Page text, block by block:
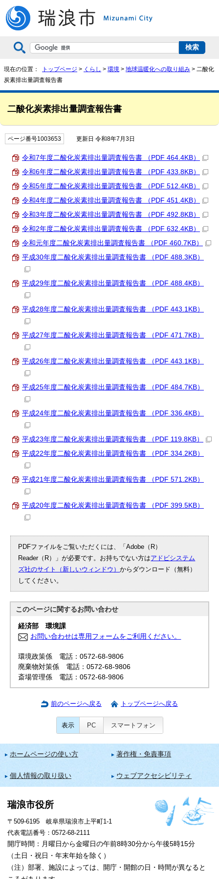
現在の位置： トップページ > くらし > 環境 > 地球温暖化への取り組み > 二酸化
炭素排出量調査報告書
二酸化炭素排出量調査報告書
ページ番号1003653 更新日 令和8年7月3日
令和7年度二酸化炭素排出量調査報告書 （PDF 464.4KB）
令和6年度二酸化炭素排出量調査報告書 （PDF 433.8KB）
令和5年度二酸化炭素排出量調査報告書 （PDF 512.4KB）
令和4年度二酸化炭素排出量調査報告書 （PDF 451.4KB）
令和3年度二酸化炭素排出量調査報告書 （PDF 492.8KB）
令和2年度二酸化炭素排出量調査報告書 （PDF 632.4KB）
令和元年度二酸化炭素排出量調査報告書 （PDF 460.7KB）
平成30年度二酸化炭素排出量調査報告書 （PDF 488.3KB）
平成29年度二酸化炭素排出量調査報告書 （PDF 488.4KB）
平成28年度二酸化炭素排出量調査報告書 （PDF 443.1KB）
平成27年度二酸化炭素排出量調査報告書 （PDF 471.7KB）
平成26年度二酸化炭素排出量調査報告書 （PDF 443.1KB）
平成25年度二酸化炭素排出量調査報告書 （PDF 484.7KB）
平成24年度二酸化炭素排出量調査報告書 （PDF 336.4KB）
平成23年度二酸化炭素排出量調査報告書 （PDF 119.8KB）
平成22年度二酸化炭素排出量調査報告書 （PDF 334.2KB）
平成21年度二酸化炭素排出量調査報告書 （PDF 571.2KB）
平成20年度二酸化炭素排出量調査報告書 （PDF 399.5KB）
PDFファイルをご覧いただくには、「Adobe（R）
Reader（R）」が必要です。お持ちでない方はアドビシステム
ズ社のサイト（新しいウィンドウ）からダウンロード（無料）
してください。
このページに関するお問い合わせ
経済部 環境課
お問い合わせは専用フォームをご利用ください。
環境政策係 電話：0572-68-9806
廃棄物対策係 電話：0572-68-9806
斎場管理係 電話：0572-68-9806
前のページへ戻る トップページへ戻る
表示 PC スマートフォン
ホームページの使い方 著作権・免責事項
個人情報の取り扱い ウェブアクセシビリティ
瑞浪市役所
〒509-6195 岐阜県瑞浪市上平町1-1
代表電話番号：0572-68-2111
開庁時間：月曜日から金曜日の午前8時30分から午後5時15分
（土日・祝日・年末年始を除く）
（注）部署、施設によっては、開庁・開館の日・時間が異なると